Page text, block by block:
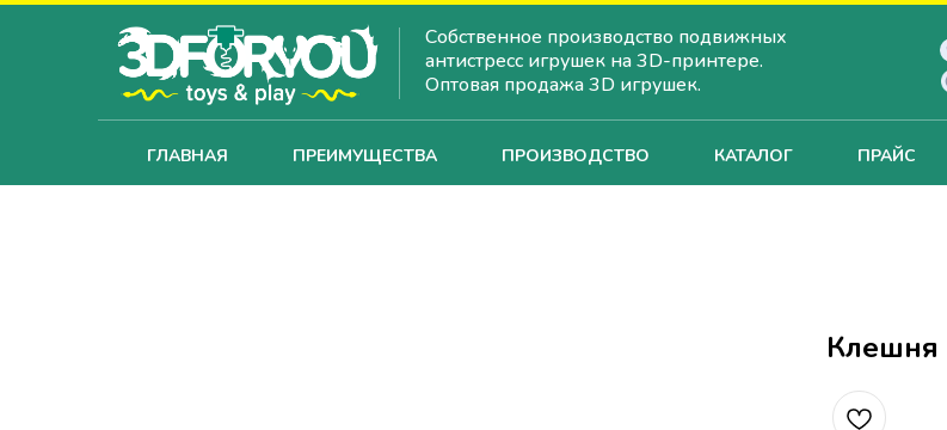
Собственное производство подвижных
антистресс игрушек на 3D-принтере.
Оптовая продажа 3D игрушек.
ГЛАВНАЯ ПРЕИМУЩЕСТВА ПРОИЗВОДСТВО КАТАЛОГ ПРАЙС
Клешня